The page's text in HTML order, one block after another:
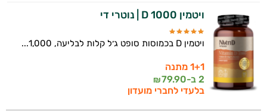
ויטמין D 1000 | נוטרי די
ויטמין D בכמוסות סופט ג׳ל קלות לבליעה, 1,000...
1+1 מתנה
2 ב-
79.90
₪
בלעדי לחברי מועדון